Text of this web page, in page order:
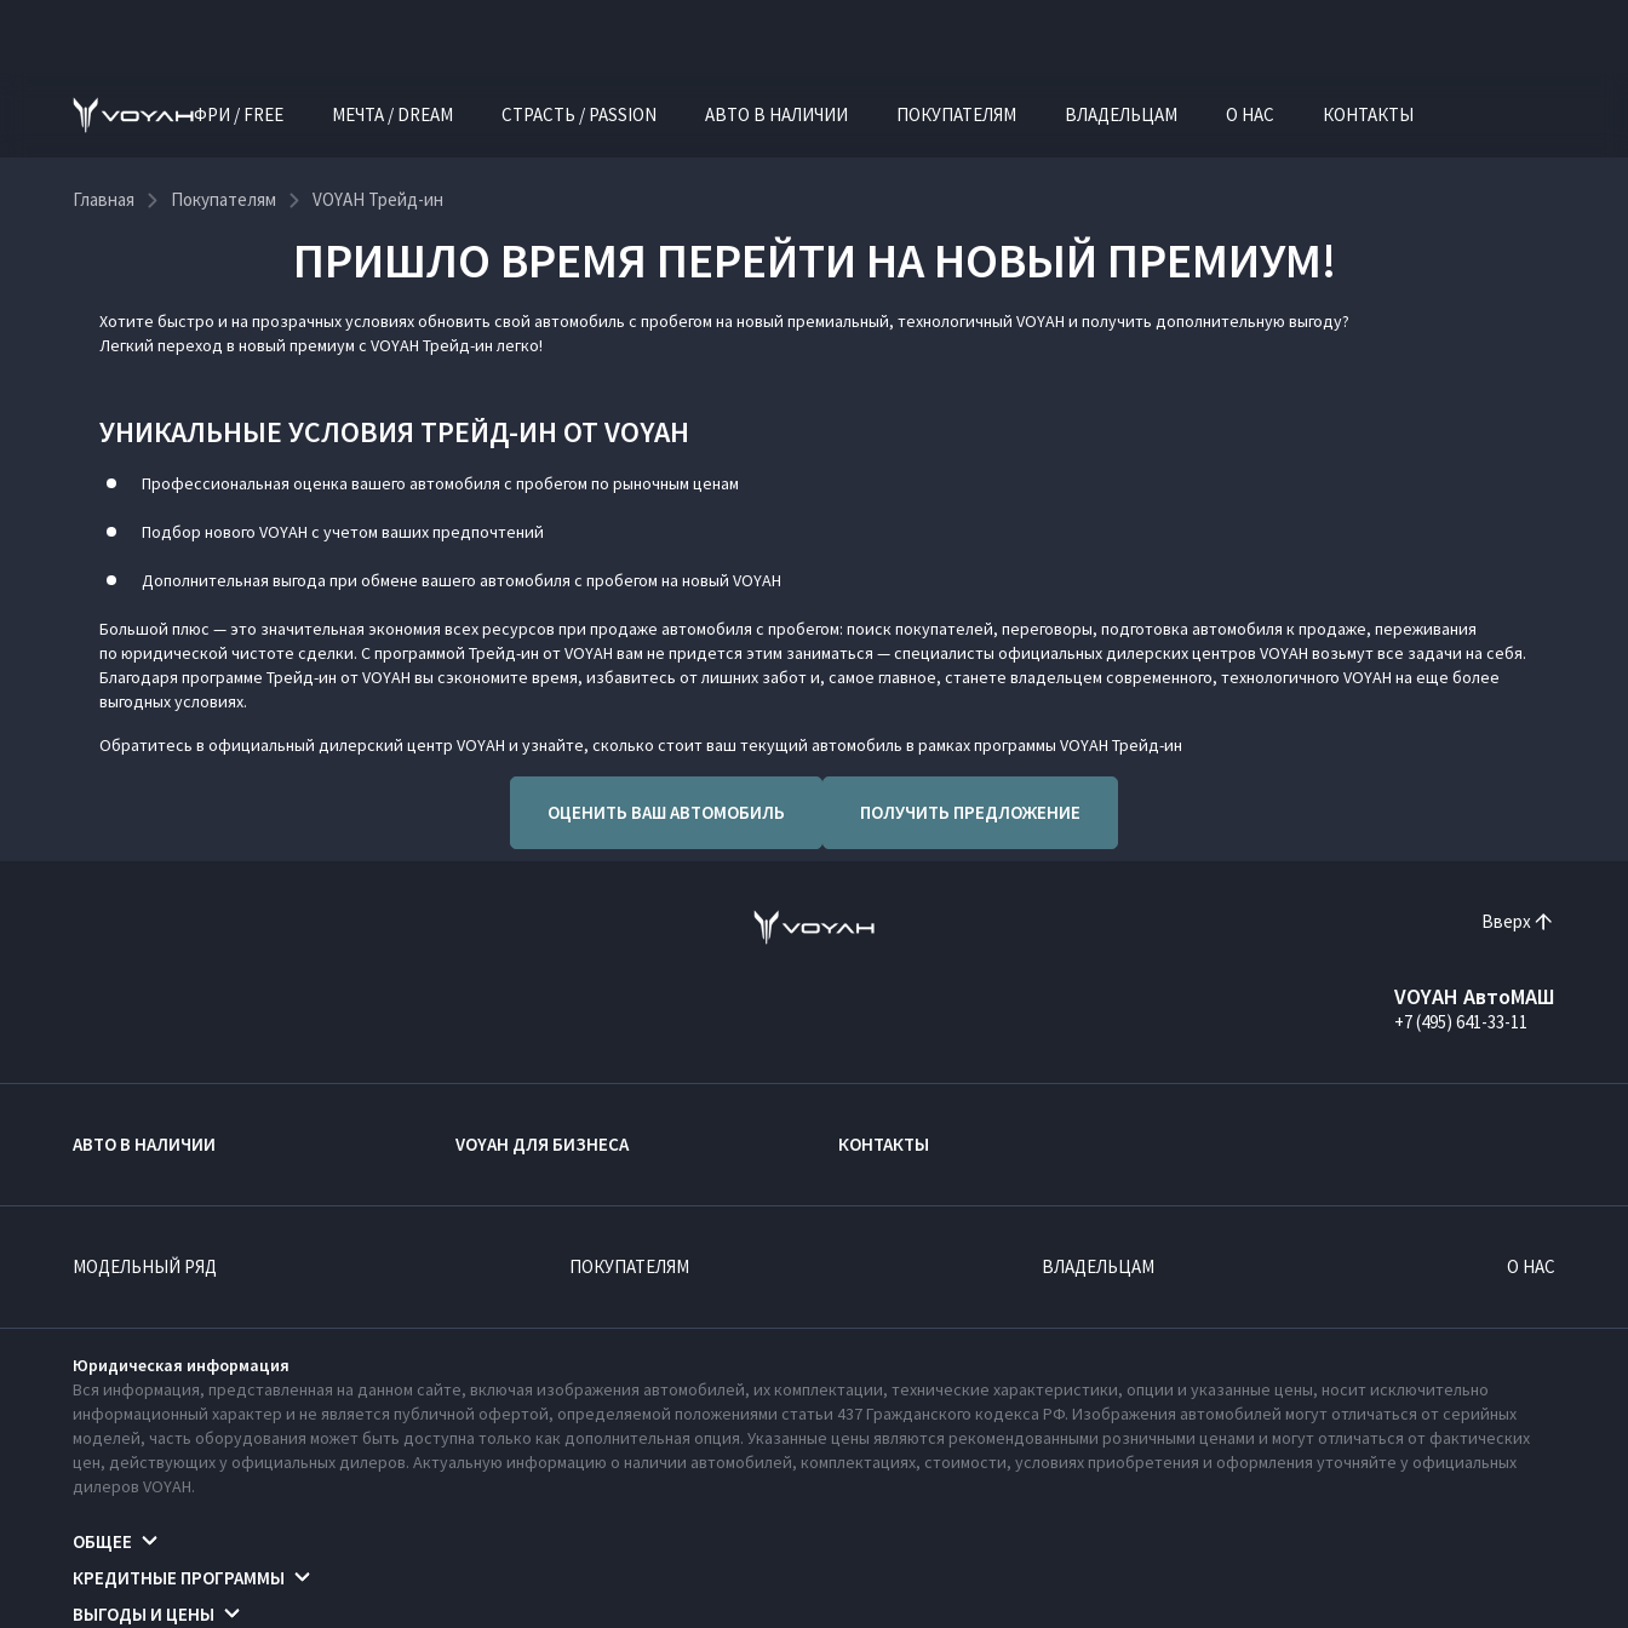
ФРИ / FREE МЕЧТА / DREAM СТРАСТЬ / PASSION АВТО В НАЛИЧИИ ПОКУПАТЕЛЯМ ВЛАДЕЛЬЦАМ О НАС КОНТАКТЫ
Главная Покупателям VOYAH Трейд-ин
ПРИШЛО ВРЕМЯ ПЕРЕЙТИ НА НОВЫЙ ПРЕМИУМ!
VOYAH Трейд-ин
Хотите быстро и на прозрачных условиях обновить свой автомобиль с пробегом на новый премиальный, технологичный VOYAH и получить дополнительную выгоду?
Легкий переход в новый премиум с VOYAH Трейд-ин легко!
УНИКАЛЬНЫЕ УСЛОВИЯ ТРЕЙД-ИН ОТ VOYAH
Профессиональная оценка вашего автомобиля с пробегом по рыночным ценам
Подбор нового VOYAH с учетом ваших предпочтений
Дополнительная выгода при обмене вашего автомобиля с пробегом на новый VOYAH
Большой плюс — это значительная экономия всех ресурсов при продаже автомобиля с пробегом: поиск покупателей, переговоры, подготовка автомобиля к продаже, переживания
по юридической чистоте сделки. С программой Трейд-ин от VOYAH вам не придется этим заниматься — специалисты официальных дилерских центров VOYAH возьмут все задачи на себя.
Благодаря программе Трейд-ин от VOYAH вы сэкономите время, избавитесь от лишних забот и, самое главное, станете владельцем современного, технологичного VOYAH на еще более
выгодных условиях.
Обратитесь в официальный дилерский центр VOYAH и узнайте, сколько стоит ваш текущий автомобиль в рамках программы VOYAH Трейд-ин
ОЦЕНИТЬ ВАШ АВТОМОБИЛЬ ПОЛУЧИТЬ ПРЕДЛОЖЕНИЕ
Вверх
VOYAH АвтоМАШ
+7 (495) 641-33-11
АВТО В НАЛИЧИИ VOYAH ДЛЯ БИЗНЕСА КОНТАКТЫ
МОДЕЛЬНЫЙ РЯД ПОКУПАТЕЛЯМ ВЛАДЕЛЬЦАМ О НАС
Юридическая информация
Вся информация, представленная на данном сайте, включая изображения автомобилей, их комплектации, технические характеристики, опции и указанные цены, носит исключительно
информационный характер и не является публичной офертой, определяемой положениями статьи 437 Гражданского кодекса РФ. Изображения автомобилей могут отличаться от серийных
моделей, часть оборудования может быть доступна только как дополнительная опция. Указанные цены являются рекомендованными розничными ценами и могут отличаться от фактических
цен, действующих у официальных дилеров. Актуальную информацию о наличии автомобилей, комплектациях, стоимости, условиях приобретения и оформления уточняйте у официальных
дилеров VOYAH.
ОБЩЕЕ
КРЕДИТНЫЕ ПРОГРАММЫ
ВЫГОДЫ И ЦЕНЫ